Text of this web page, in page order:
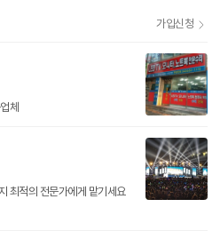
가입신청
체
최적의 전문가에게 맡기세요